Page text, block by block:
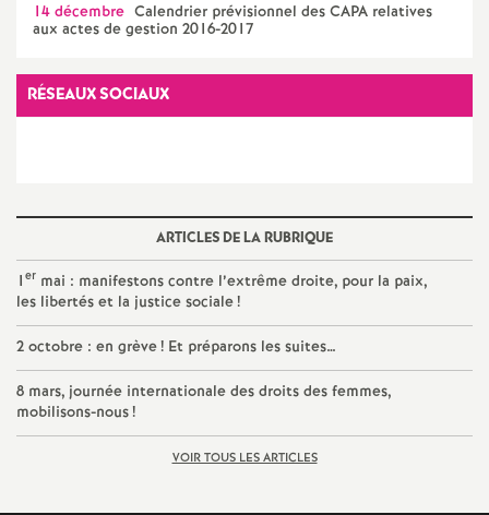
S
e
c
o
n
14 décembre Calendrier prévisionnel des CAPA relatives
aux actes de gestion 2016-2017
RÉSEAUX SOCIAUX
ARTICLES DE LA RUBRIQUE
1er mai : manifestons contre l’extrême droite, pour la paix,
les libertés et la justice sociale!
2 octobre : en grève! Et préparons les suites…
8 mars, journée internationale des droits des femmes,
mobilisons-nous!
VOIR TOUS LES ARTICLES